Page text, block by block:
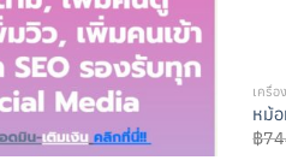
เครื่อ
หม้
฿